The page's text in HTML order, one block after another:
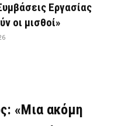
Εργασίας
οι μισθοί»
«Μια ακόμη